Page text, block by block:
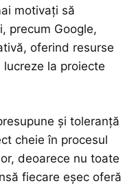
motivați să
precum Google,
oferind resurse
la proiecte
și toleranță
cheie în procesul
deoarece nu toate
fiecare eșec oferă